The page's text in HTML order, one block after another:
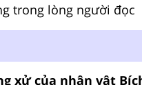
trong lòng người đọc
xử của nhân vật